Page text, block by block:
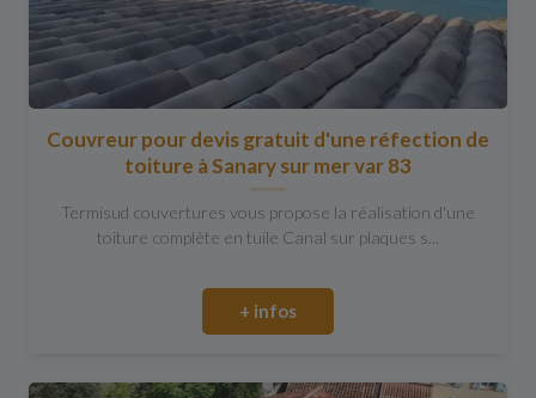
Couvreur pour devis gratuit d'une réfection de
toiture à Sanary sur mer var 83
Termisud couvertures vous propose la réalisation d'une
toiture complète en tuile Canal sur plaques s...
+ infos